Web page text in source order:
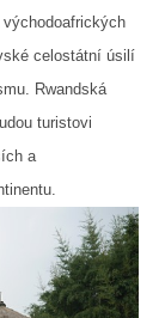
východoafrických
celostátní úsilí
Rwandská
turistovi
a